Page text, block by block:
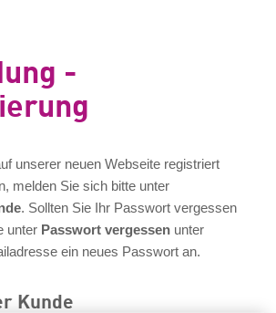
-
unserer neuen Webseite registriert
melden Sie sich bitte unter
. Sollten Sie Ihr Passwort vergessen
unter Passwort vergessen unter
ein neues Passwort an.
Kunde